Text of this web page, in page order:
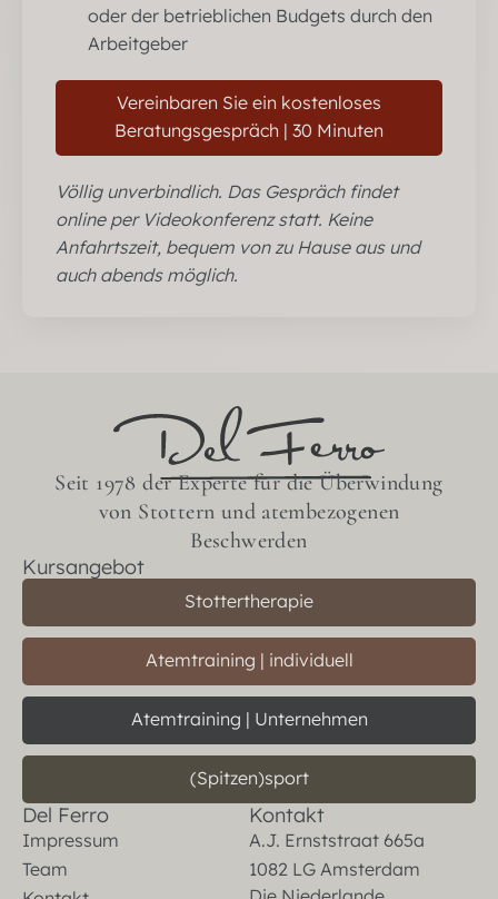
oder der betrieblichen Budgets durch den
Arbeitgeber
Vereinbaren Sie ein kostenloses
Beratungsgespräch | 30 Minuten
Völlig unverbindlich. Das Gespräch findet
online per Videokonferenz statt. Keine
Anfahrtszeit, bequem von zu Hause aus und
auch abends möglich.
Seit 1978 der Experte für die Überwindung
von Stottern und atembezogenen
Beschwerden
Kursangebot
Stottertherapie
Atemtraining | individuell
Atemtraining | Unternehmen
(Spitzen)sport
Del Ferro
Impressum
Team
Kontakt
A.J. Ernststraat 665a
1082 LG Amsterdam